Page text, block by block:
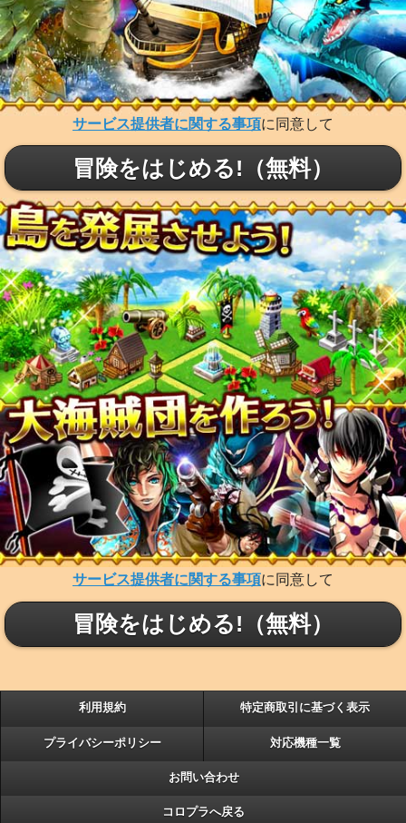
サービス提供者に関する事項に同意して
冒険をはじめる!（無料）
サービス提供者に関する事項に同意して
冒険をはじめる!（無料）
利用規約 特定商取引に基づく表示
プライバシーポリシー 対応機種一覧
お問い合わせ
コロプラへ戻る